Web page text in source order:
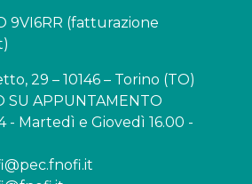
9VI6RR (fatturazione
29 – 10146 – Torino (TO)
SU APPUNTAMENTO
- Martedì e Giovedì 16.00 -